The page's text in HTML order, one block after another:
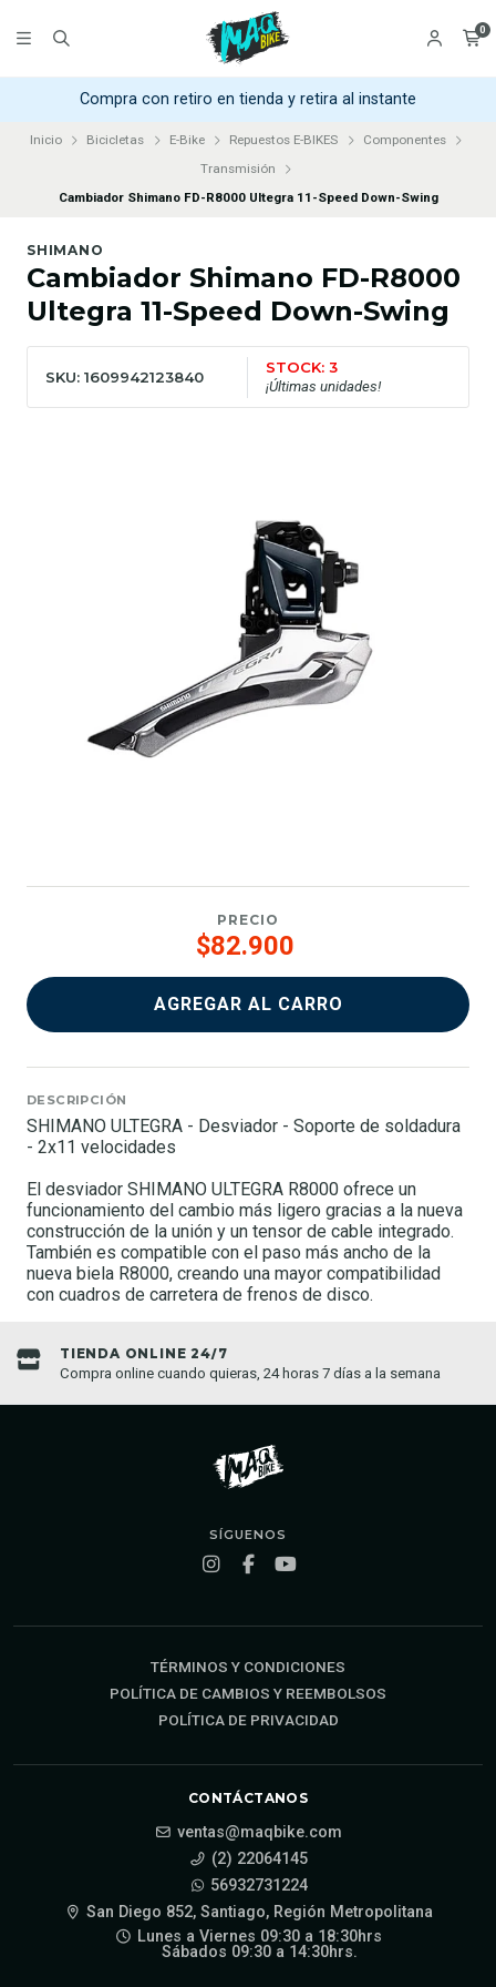
0
Compra con retiro en tienda y retira al instante
Inicio Bicicletas E-Bike Repuestos E-BIKES
Componentes
Transmisión
Cambiador Shimano FD-R8000 Ultegra 11-Speed Down-Swing
SHIMANO
Cambiador Shimano FD-R8000
Ultegra 11-Speed Down-Swing
SKU: 1609942123840
STOCK: 3
¡Últimas unidades!
PRECIO
$82.900
AGREGAR AL CARRO
DESCRIPCIÓN
SHIMANO ULTEGRA - Desviador - Soporte de soldadura
- 2x11 velocidades
El desviador SHIMANO ULTEGRA R8000 ofrece un
funcionamiento del cambio más ligero gracias a la nueva
construcción de la unión y un tensor de cable integrado.
También es compatible con el paso más ancho de la
nueva biela R8000, creando una mayor compatibilidad
con cuadros de carretera de frenos de disco.
TIENDA ONLINE 24/7
Compra online cuando quieras, 24 horas 7 días a la semana
SÍGUENOS
TÉRMINOS Y CONDICIONES
POLÍTICA DE CAMBIOS Y REEMBOLSOS
POLÍTICA DE PRIVACIDAD
CONTÁCTANOS
ventas@maqbike.com
(2) 22064145
56932731224
San Diego 852, Santiago, Región Metropolitana
Lunes a Viernes 09:30 a 18:30hrs
Sábados 09:30 a 14:30hrs.